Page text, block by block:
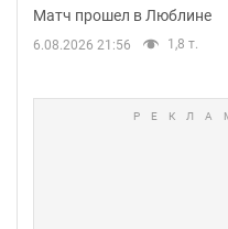
Матч прошел в Люблине
6.08.2026 21:56 1,8 т.